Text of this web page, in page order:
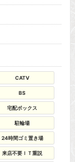
CATV
BS
宅配ボックス
駐輪場
24時間ゴミ置き場
来店不要ＩＴ重説